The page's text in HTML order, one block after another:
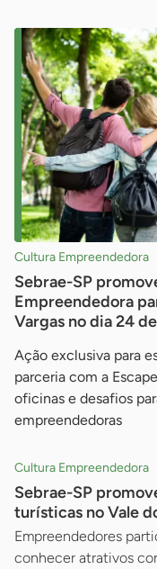
Cultura Empreendedora
Sebrae-SP
Empreendedora
Vargas no dia 24
Ação exclusiva para
parceria com a
oficinas e desafios
empreendedoras
Cultura Empreendedora
Sebrae-SP
turísticas no Vale
Empreendedores
conhecer atrativos